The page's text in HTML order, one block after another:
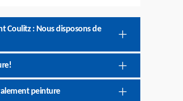
Coulitz : Nous disposons de
peinture